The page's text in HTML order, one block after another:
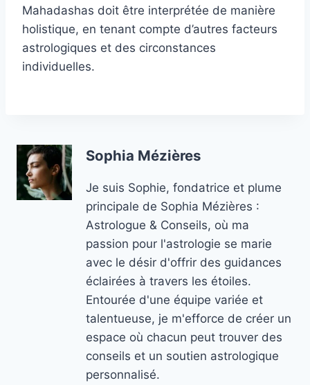
Mahadashas doit être interprétée de manière
holistique, en tenant compte d’autres facteurs
astrologiques et des circonstances
individuelles.
Sophia Mézières
Je suis Sophie, fondatrice et plume
principale de Sophia Mézières :
Astrologue & Conseils, où ma
passion pour l'astrologie se marie
avec le désir d'offrir des guidances
éclairées à travers les étoiles.
Entourée d'une équipe variée et
talentueuse, je m'efforce de créer un
espace où chacun peut trouver des
conseils et un soutien astrologique
personnalisé.